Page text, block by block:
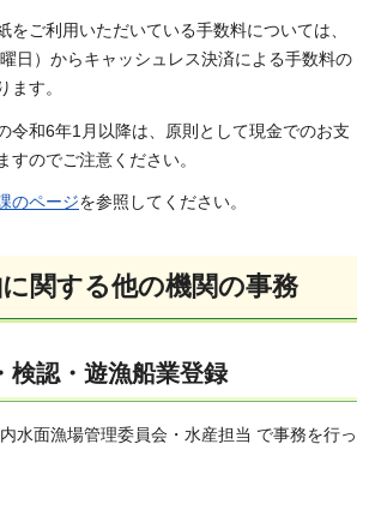
をご利用いただいている手数料については、
日）からキャッシュレス決済による手数料の
ます。
令和6年1月以降は、原則として現金でのお支
すのでご注意ください。
のページを参照してください。
関する他の機関の事務
検認・遊漁船業登録
水面漁場管理委員会・水産担当 で事務を行っ